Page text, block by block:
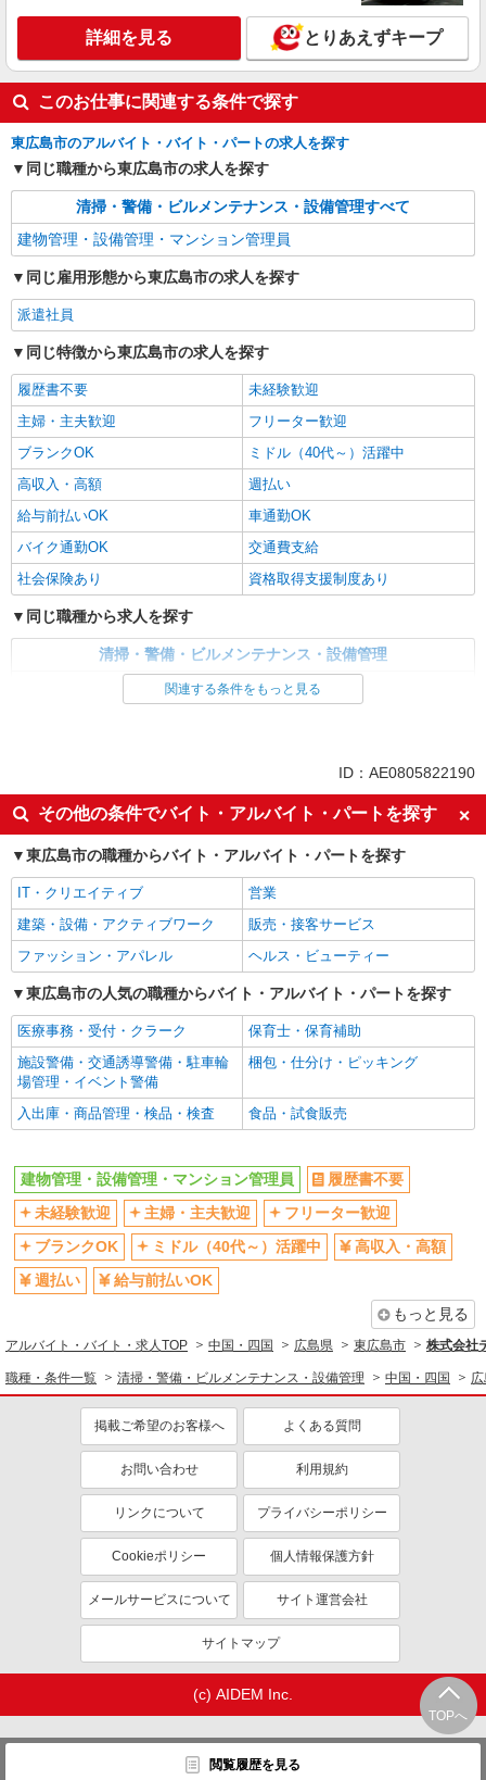
詳細を見る とりあえずキープ
このお仕事に関連する条件で探す
東広島市のアルバイト・バイト・パートの求人を探す
同じ職種から東広島市の求人を探す
清掃・警備・ビルメンテナンス・設備管理すべて
建物管理・設備管理・マンション管理員
同じ雇用形態から東広島市の求人を探す
派遣社員
同じ特徴から東広島市の求人を探す
履歴書不要
未経験歓迎
主婦・主夫歓迎
フリーター歓迎
ブランクOK
ミドル（40代～）活躍中
高収入・高額
週払い
給与前払いOK
車通勤OK
バイク通勤OK
交通費支給
社会保険あり
資格取得支援制度あり
同じ職種から求人を探す
清掃・警備・ビルメンテナンス・設備管理
建物管理・設備管理・マンション管理員
車通勤OK
交通費支給
社会保険あり
関連する条件をもっと見る
ID：AE0805822190
その他の条件でバイト・アルバイト・パートを探す
東広島市の職種からバイト・アルバイト・パートを探す
IT・クリエイティブ
営業
建築・設備・アクティブワーク
販売・接客サービス
ファッション・アパレル
ヘルス・ビューティー
東広島市の人気の職種からバイト・アルバイト・パートを探す
医療事務・受付・クラーク
保育士・保育補助
施設警備・交通誘導警備・駐車輪
場管理・イベント警備
梱包・仕分け・ピッキング
入出庫・商品管理・検品・検査 食品・試食販売
TOPへ
閲覧履歴を見る
建物管理・設備管理・マンション管理員
履歴書不要
未経験歓迎
主婦・主夫歓迎
フリーター歓迎
ブランクOK
ミドル（40代～）活躍中
高収入・高額
週払い
給与前払いOK
もっと見る
アルバイト・バイト・求人TOP 中国・四国 広島県 東広島市 株式会社
職種・条件一覧 清掃・警備・ビルメンテナンス・設備管理 中国・四国
掲載ご希望のお客様へ よくある質問
お問い合わせ 利用規約
リンクについて プライバシーポリシー
Cookieポリシー 個人情報保護方針
メールサービスについて サイト運営会社
サイトマップ
(c) AIDEM Inc.